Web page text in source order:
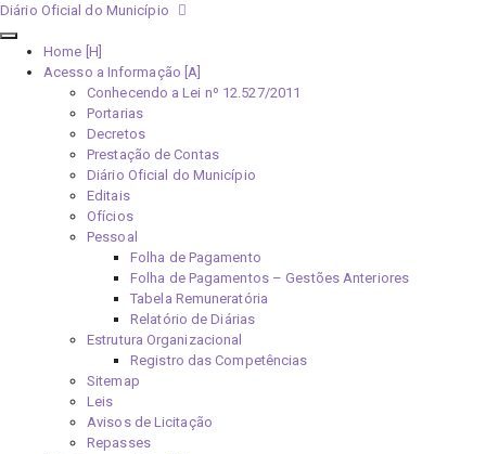
Diário Oficial do Município
Home [H]
Acesso a Informação [A]
Conhecendo a Lei nº 12.527/2011
Portarias
Decretos
Prestação de Contas
Diário Oficial do Município
Editais
Ofícios
Pessoal
Folha de Pagamento
Folha de Pagamentos – Gestões Anteriores
Tabela Remuneratória
Relatório de Diárias
Estrutura Organizacional
Registro das Competências
Sitemap
Leis
Avisos de Licitação
Repasses